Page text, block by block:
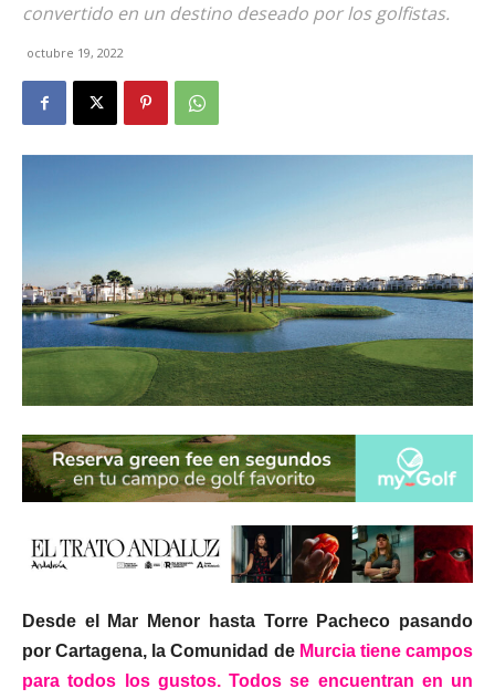
convertido en un destino deseado por los golfistas.
octubre 19, 2022
Desde el Mar Menor hasta Torre Pacheco pasando
por Cartagena, la Comunidad de Murcia tiene campos
para todos los gustos. Todos se encuentran en un